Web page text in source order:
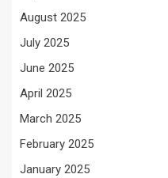
August 2025
July 2025
June 2025
April 2025
March 2025
February 2025
January 2025